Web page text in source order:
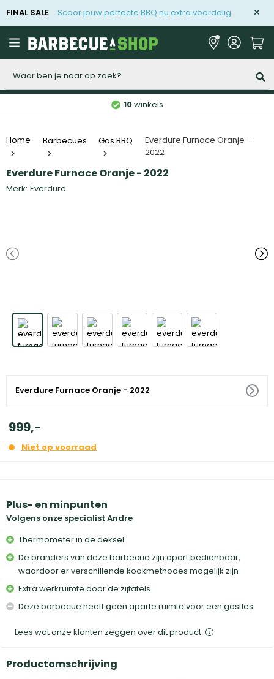
FINAL SALE Scoor jouw perfecte BBQ nu extra voordelig
10winkels
Home Barbecues Gas BBQ
Everdure Furnace Oranje -
2022
Everdure Furnace Oranje - 2022
Merk: Everdure
Everdure Furnace Oranje - 2022
999,-
Niet op voorraad
Plus- en minpunten
Volgens onze specialist Andre
Thermometer in de deksel
De branders van deze barbecue zijn apart bedienbaar,
waardoor er verschillende kookmethodes mogelijk zijn
Extra werkruimte door de zijtafels
Deze barbecue heeft geen aparte ruimte voor een gasfles
Lees wat onze klanten zeggen over dit product
Productomschrijving